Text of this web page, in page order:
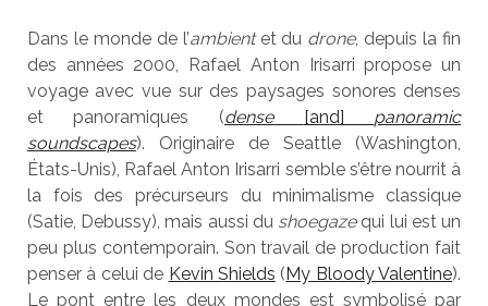
Dans le monde de l’ambientet du drone, depuis la fin
des années 2000, Rafael Anton Irisarri propose un
voyage avec vue sur des paysages sonores denses
et panoramiques (dense [and] panoramic
soundscapes). Originaire de Seattle (Washington,
États-Unis), Rafael Anton Irisarri semble s’être nourrit à
la fois des précurseurs du minimalisme classique
(Satie, Debussy), mais aussi du shoegazequi lui est un
peu plus contemporain. Son travail de production fait
penser à celui de Kevin Shields (My Bloody Valentine).
Le pont entre les deux mondes est symbolisé par